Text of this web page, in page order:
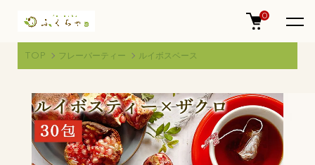
0
TOP フレーバーティー ルイボスベース